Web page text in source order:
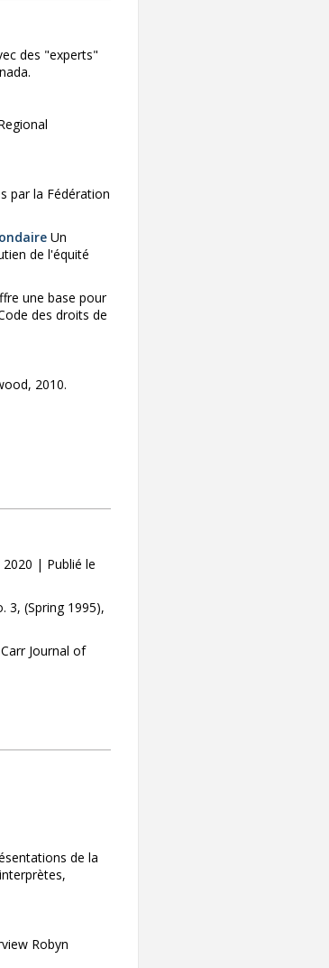
des "experts"
par la Fédération
Un
de l'équité
une base pour
des droits de
2010.
| Publié le
3, (Spring 1995),
Journal of
de la
Robyn